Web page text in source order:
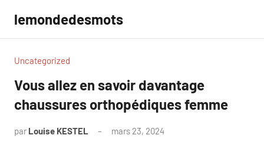
contenu
lemondedesmots
Uncategorized
Vous allez en savoir davantage
chaussures orthopédiques femme
par Louise KESTEL mars 23, 2024